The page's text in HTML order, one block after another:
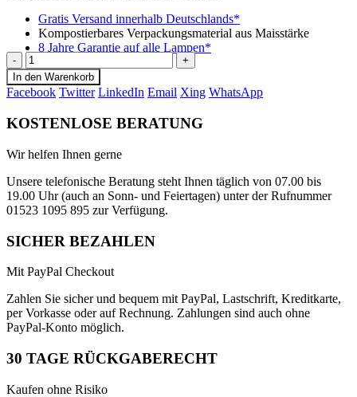
Gratis Versand innerhalb Deutschlands*
Kompostierbares Verpackungsmaterial aus Maisstärke
8 Jahre Garantie auf alle Lampen*
-
+
In den Warenkorb
Facebook Twitter LinkedIn Email Xing WhatsApp
KOSTENLOSE BERATUNG
Wir helfen Ihnen gerne
Unsere telefonische Beratung steht Ihnen täglich von 07.00 bis
19.00 Uhr (auch an Sonn- und Feiertagen) unter der Rufnummer
01523 1095 895 zur Verfügung.
SICHER BEZAHLEN
Mit PayPal Checkout
Zahlen Sie sicher und bequem mit PayPal, Lastschrift, Kreditkarte,
per Vorkasse oder auf Rechnung. Zahlungen sind auch ohne
PayPal-Konto möglich.
30 TAGE RÜCKGABERECHT
Kaufen ohne Risiko